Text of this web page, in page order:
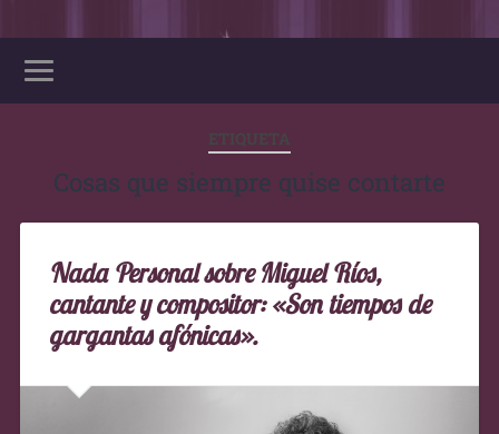
ETIQUETA
Cosas que siempre quise contarte
Nada Personal sobre Miguel Ríos,
cantante y compositor: «Son tiempos de
gargantas afónicas».